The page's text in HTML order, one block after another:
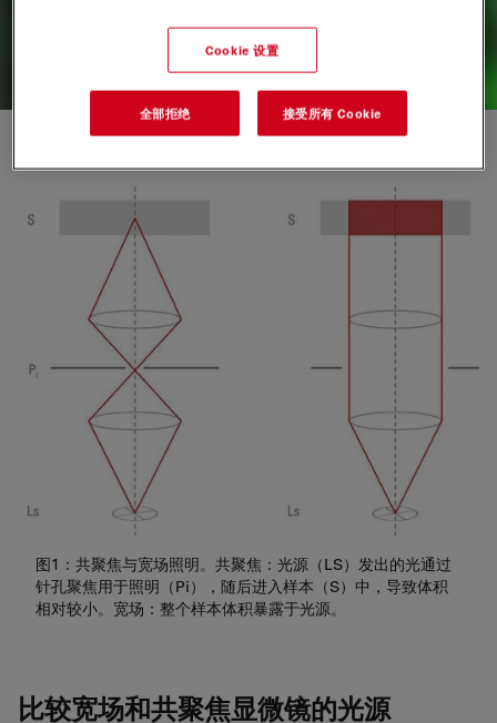
图1：共聚焦与宽场照明。共聚焦：光源（LS）发出的光通过
针孔聚焦用于照明（Pi），随后进入样本（S）中，导致体积
相对较小。宽场：整个样本体积暴露于光源。
比较宽场和共聚焦显微镜的光源
Cookie 设置
全部拒绝 接受所有 Cookie